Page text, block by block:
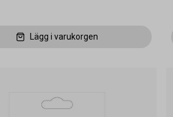
Lägg i varukorgen